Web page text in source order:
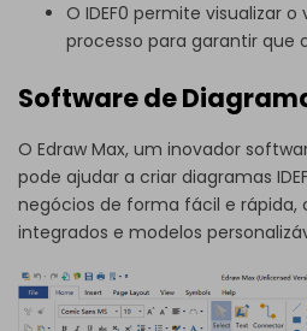
O IDEF0 permite visualizar
processo para garantir que
Software de
O Edraw Max, um inovador
pode ajudar a criar diagramas
negócios de forma fácil e rápida,
integrados e modelos